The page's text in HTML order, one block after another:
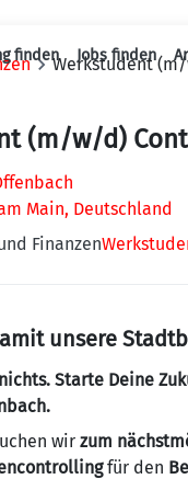
finden Jobs finden
Werkstudent
(m/w/d)
Main, Deutschland
Finanzen
unsere
Starte Deine
wir zum
für den